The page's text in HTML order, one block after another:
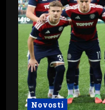
Novosti